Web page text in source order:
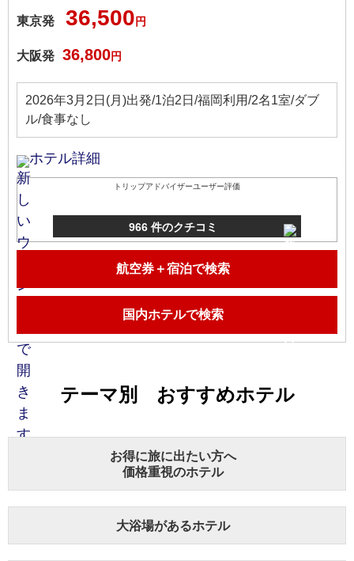
東京発 36,500 円
大阪発 36,800円
2026年3月2日(月)出発/1泊2日/福岡利用/2名1室/ダブ
ル/食事なし
ホテル詳細
トリップアドバイザーユーザー評価
966 件のクチコミ
航空券＋宿泊で検索
国内ホテルで検索
テーマ別 おすすめホテル
お得に旅に出たい方へ
価格重視のホテル
大浴場があるホテル